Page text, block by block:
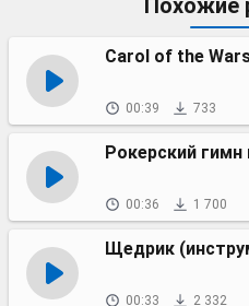
Похожие
Carol of the
00:39 733
Рокерский гимн
00:36 1 700
Щедрик
00:33 2 332